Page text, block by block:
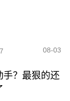
08-03
手？最狠的还